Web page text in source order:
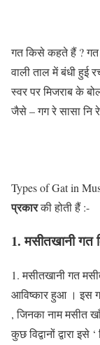
गत किसे कहते हैं ? गत
वाली ताल में बंधी हुई
स्वर पर मिजराब के
जैसे –गगरेसासानि
Types of Gat in
प्रकारकी होती हैं :-
1. मसीतखानी गत
1. मसीतखानी गत
आविष्कार हुआ । इस
, जिनका नाम मसीत
कुछ विद्वानों द्वारा